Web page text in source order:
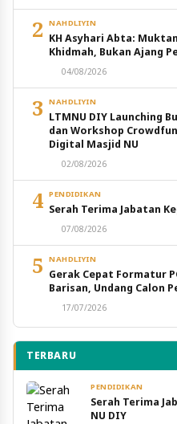
2 NAHDLIYIN
KH Asyhari Abta:
Khidmah, Bukan Ajang
04/08/2026
3 NAHDLIYIN
LTMNU DIY Launching
dan Workshop
Digital Masjid NU
02/08/2026
4 PENDIDIKAN
Serah Terima Jabatan
07/08/2026
5 NAHDLIYIN
Gerak Cepat Formatur
Barisan, Undang Calon
17/07/2026
TERBARU
PENDIDIKAN
Serah Terima
NU DIY